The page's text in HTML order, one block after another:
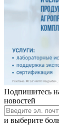
Подпишитесь
новостей
и выберите